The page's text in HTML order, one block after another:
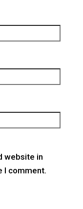
website in
I comment.